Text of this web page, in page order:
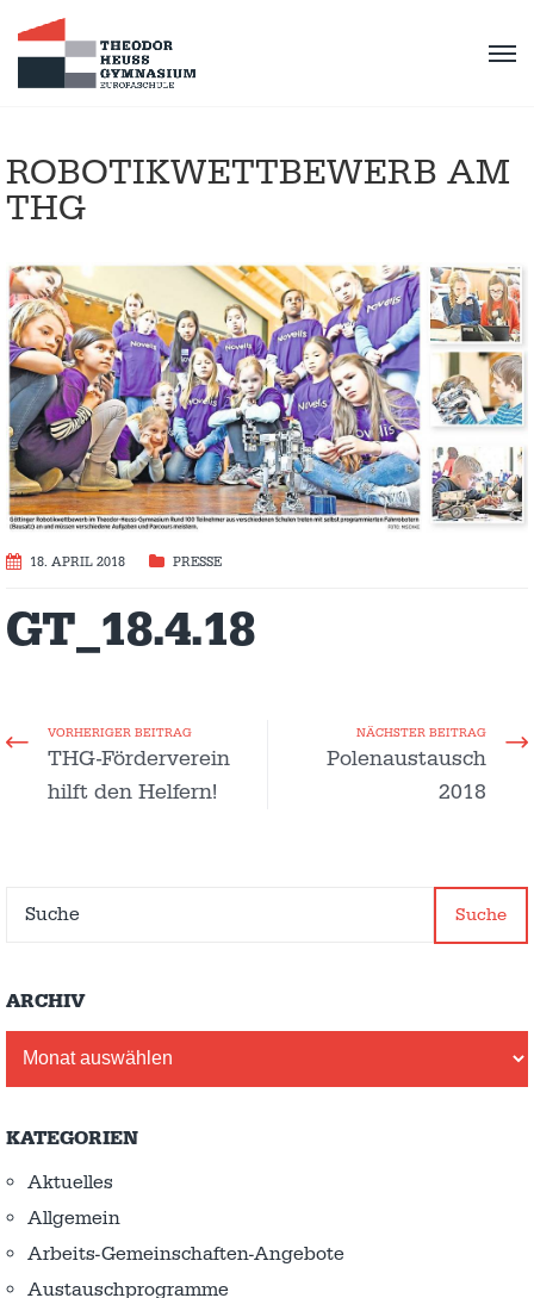
ROBOTIKWETTBEWERB AM
THG
18. APRIL 2018 PRESSE
GT_18.4.18
VORHERIGER BEITRAG
THG-Förderverein
hilft den Helfern!
NÄCHSTER BEITRAG
Polenaustausch
2018
Suche
ARCHIV
KATEGORIEN
Aktuelles
Allgemein
Arbeits-Gemeinschaften-Angebote
Austausch­programme